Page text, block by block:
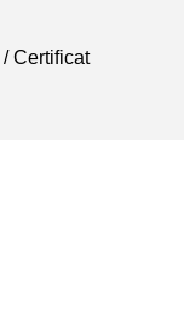
Certificat